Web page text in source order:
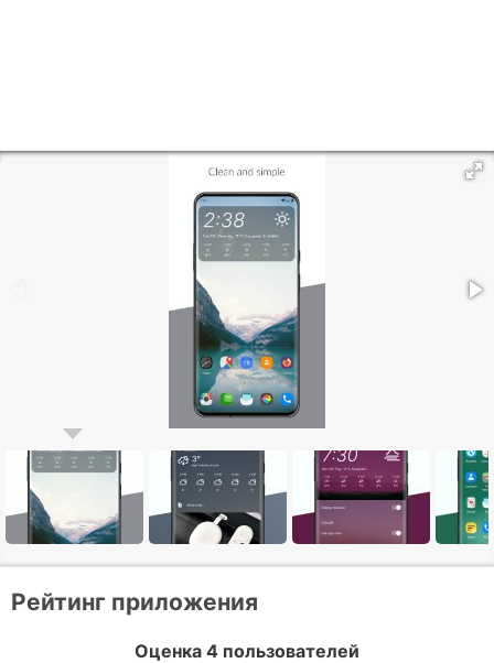
Рейтинг приложения
Оценка 4 пользователей